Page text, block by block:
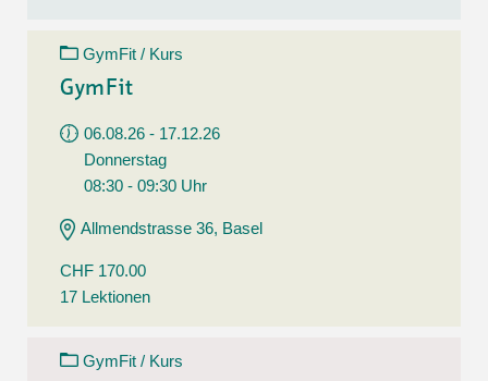
GymFit / Kurs
GymFit
06.08.26 - 17.12.26
Donnerstag
08:30 - 09:30 Uhr
Allmendstrasse 36, Basel
CHF 170.00
17 Lektionen
GymFit / Kurs